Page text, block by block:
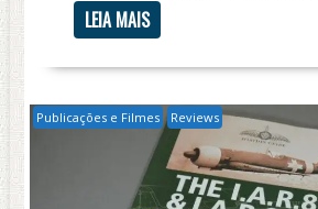
LEIA MAIS
Publicações e Filmes Reviews